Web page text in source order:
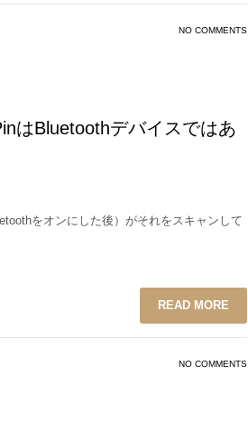
NO COMMENTS
はBluetoothデバイスではあ
をオンにした後）がそれをスキャンして
READ MORE
NO COMMENTS